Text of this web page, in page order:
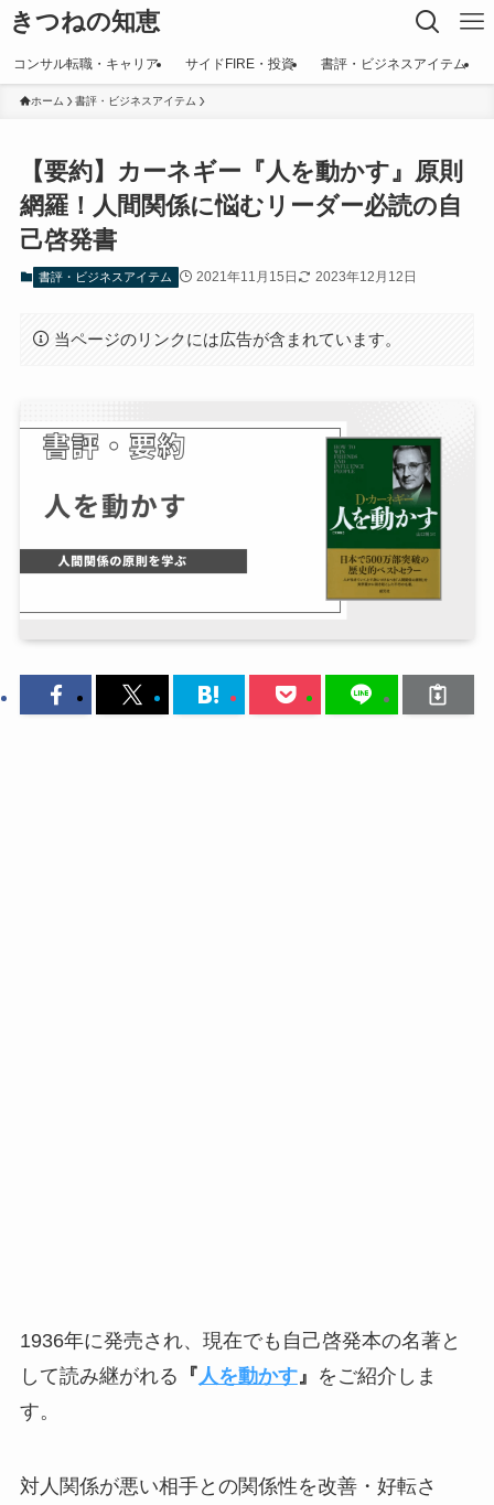
きつねの知恵
コンサル転職・キャリア サイドFIRE・投資 書評・ビジネスアイテム
ホーム 書評・ビジネスアイテム
【要約】カーネギー『人を動かす』原則
網羅！人間関係に悩むリーダー必読の自
己啓発書
書評・ビジネスアイテム 2021年11月15日 2023年12月12日
当ページのリンクには広告が含まれています。
1936年に発売され、現在でも自己啓発本の名著と
して読み継がれる 『人を動かす』 をご紹介しま
す。
対人関係が悪い相手との関係性を改善・好転さ